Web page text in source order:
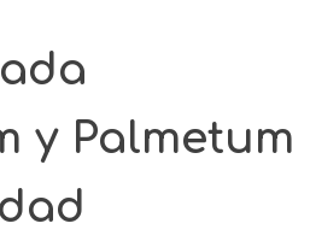
y Palmetum